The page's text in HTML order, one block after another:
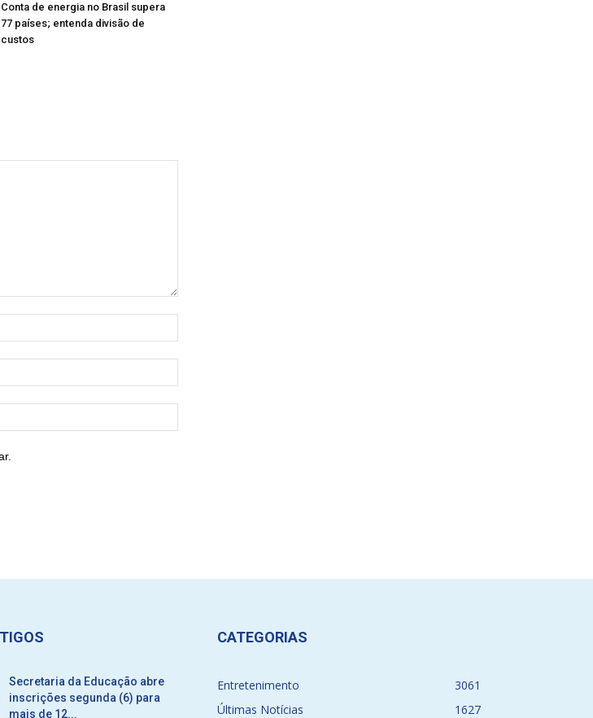
Conta de energia no Brasil supera
77 países; entenda divisão de
custos
Secretaria da Educação abre
inscrições segunda (6) para
mais de 12...
CATEGORIAS
Entretenimento
3061
Últimas Notícias
1627